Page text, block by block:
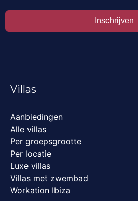
Inschrijven
Villas
Aanbiedingen
Alle villas
Per groepsgrootte
Per locatie
Luxe villas
Villas met zwembad
Workation Ibiza